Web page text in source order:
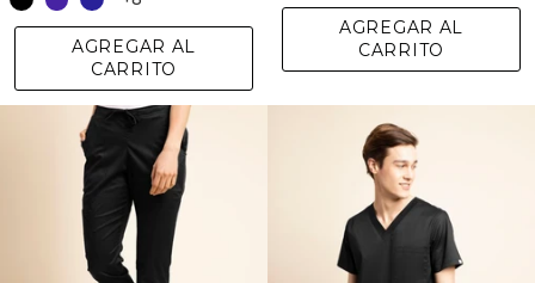
AGREGAR AL
CARRITO
AGREGAR AL
CARRITO